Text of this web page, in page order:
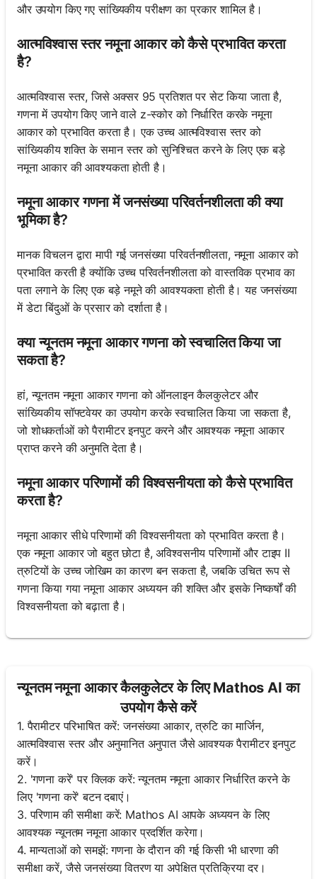
और उपयोग किए गए सांख्यिकीय परीक्षण का प्रकार शामिल है।
आत्मविश्वास स्तर नमूना आकार को कैसे प्रभावित करता
है?
आत्मविश्वास स्तर, जिसे अक्सर 95 प्रतिशत पर सेट किया जाता है,
गणना में उपयोग किए जाने वाले z-स्कोर को निर्धारित करके नमूना
आकार को प्रभावित करता है। एक उच्च आत्मविश्वास स्तर को
सांख्यिकीय शक्ति के समान स्तर को सुनिश्चित करने के लिए एक बड़े
नमूना आकार की आवश्यकता होती है।
नमूना आकार गणना में जनसंख्या परिवर्तनशीलता की क्या
भूमिका है?
मानक विचलन द्वारा मापी गई जनसंख्या परिवर्तनशीलता, नमूना आकार को
प्रभावित करती है क्योंकि उच्च परिवर्तनशीलता को वास्तविक प्रभाव का
पता लगाने के लिए एक बड़े नमूने की आवश्यकता होती है। यह जनसंख्या
में डेटा बिंदुओं के प्रसार को दर्शाता है।
क्या न्यूनतम नमूना आकार गणना को स्वचालित किया जा
सकता है?
हां, न्यूनतम नमूना आकार गणना को ऑनलाइन कैलकुलेटर और
सांख्यिकीय सॉफ्टवेयर का उपयोग करके स्वचालित किया जा सकता है,
जो शोधकर्ताओं को पैरामीटर इनपुट करने और आवश्यक नमूना आकार
प्राप्त करने की अनुमति देता है।
नमूना आकार परिणामों की विश्वसनीयता को कैसे प्रभावित
करता है?
नमूना आकार सीधे परिणामों की विश्वसनीयता को प्रभावित करता है।
एक नमूना आकार जो बहुत छोटा है, अविश्वसनीय परिणामों और टाइप II
त्रुटियों के उच्च जोखिम का कारण बन सकता है, जबकि उचित रूप से
गणना किया गया नमूना आकार अध्ययन की शक्ति और इसके निष्कर्षों की
विश्वसनीयता को बढ़ाता है।
न्यूनतम नमूना आकार कैलकुलेटर के लिए Mathos AI का
उपयोग कैसे करें
1. पैरामीटर परिभाषित करें: जनसंख्या आकार, त्रुटि का मार्जिन,
आत्मविश्वास स्तर और अनुमानित अनुपात जैसे आवश्यक पैरामीटर इनपुट
करें।
2. 'गणना करें' पर क्लिक करें: न्यूनतम नमूना आकार निर्धारित करने के
लिए 'गणना करें' बटन दबाएं।
3. परिणाम की समीक्षा करें: Mathos AI आपके अध्ययन के लिए
आवश्यक न्यूनतम नमूना आकार प्रदर्शित करेगा।
4. मान्यताओं को समझें: गणना के दौरान की गई किसी भी धारणा की
समीक्षा करें, जैसे जनसंख्या वितरण या अपेक्षित प्रतिक्रिया दर।